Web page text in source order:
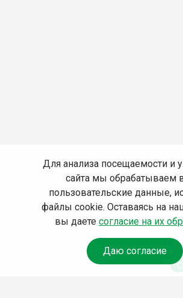
Для анализа посещаемости и
сайта мы обрабатываем
пользовательские данные,
файлы cookie. Оставаясь на
вы даете согласие на их
Даю согласие